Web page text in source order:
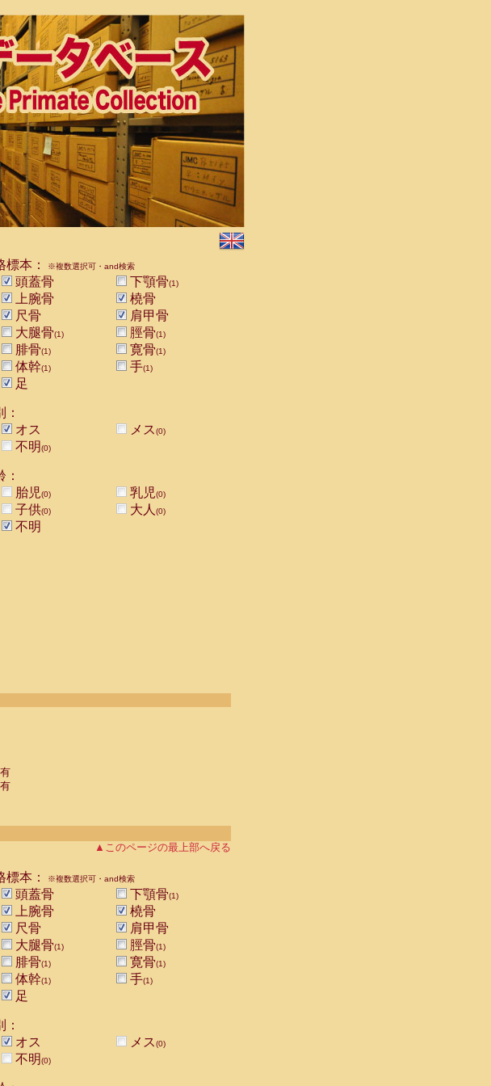
標本： ※複数選択可・and検索
頭蓋骨 下顎骨(1)
上腕骨
橈骨
尺骨
肩甲骨
大腿骨(1) 脛骨(1)
腓骨(1) 寛骨(1)
体幹(1) 手(1)
足
：
オス
メス(0)
不明(0)
：
胎児(0) 乳児(0)
子供(0) 大人 (0)
不明
▲このページの最上部へ戻る
標本： ※複数選択可・and検索
頭蓋骨 下顎骨(1)
上腕骨
橈骨
尺骨
肩甲骨
大腿骨(1) 脛骨(1)
腓骨(1) 寛骨(1)
体幹(1) 手(1)
足
：
オス
メス(0)
不明(0)